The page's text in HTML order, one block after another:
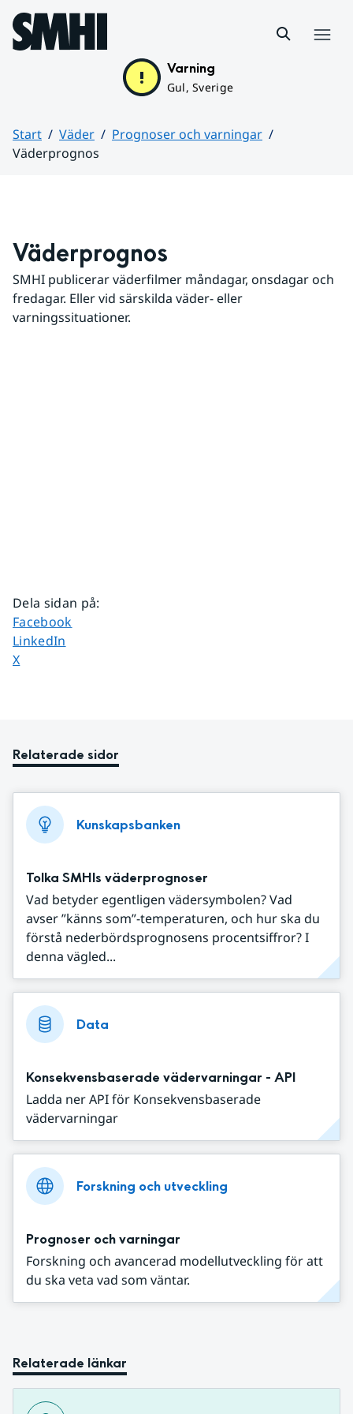
Hoppa till sidans innehåll
Varning
Gul, Sverige
Start Väder
Prognoser och varningar
Väderprognos
Väderprognos
SMHI publicerar väderfilmer måndagar, onsdagar och
fredagar. Eller vid särskilda väder- eller
varningssituationer.
Dela sidan på:
Dela sidan på
Facebook
Dela sidan på
LinkedIn
Dela sidan på
X
Relaterade sidor
Kunskapsbanken
Tolka SMHIs väderprognoser
Vad betyder egentligen vädersymbolen? Vad
avser ”känns som”-temperaturen, och hur ska du
förstå nederbördsprognosens procentsiffror? I
denna vägled...
Data
Konsekvensbaserade vädervarningar - API
Ladda ner API för Konsekvensbaserade
vädervarningar
Forskning och utveckling
Prognoser och varningar
Forskning och avancerad modellutveckling för att
du ska veta vad som väntar.
Relaterade länkar